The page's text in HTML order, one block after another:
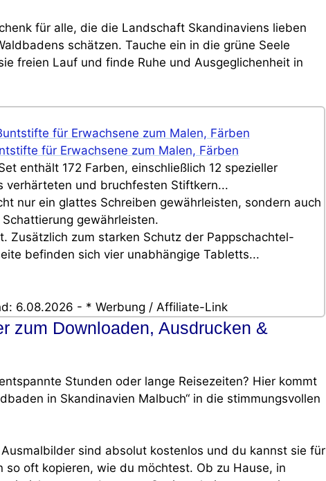
für alle, die die Landschaft Skandinaviens lieben
schätzen. Tauche ein in die grüne Seele
freien Lauf und finde Ruhe und Ausgeglichenheit in
für Erwachsene zum Malen, Färben
enthält 172 Farben, einschließlich 12 spezieller
verhärteten und bruchfesten Stiftkern...
nur ein glattes Schreiben gewährleisten, sondern auch
gewährleisten.
Zusätzlich zum starken Schutz der Pappschachtel-
befinden sich vier unabhängige Tabletts...
6.08.2026 - * Werbung / Affiliate-Link
zum Downloaden, Ausdrucken &
Stunden oder lange Reisezeiten? Hier kommt
in Skandinavien Malbuch“ in die stimmungsvollen
sind absolut kostenlos und du kannst sie für
oft kopieren, wie du möchtest. Ob zu Hause, in